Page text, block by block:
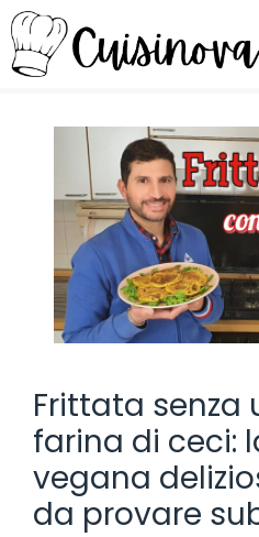
Vai
al
contenuto
Frittata senza
farina di ceci:
vegana
da provare